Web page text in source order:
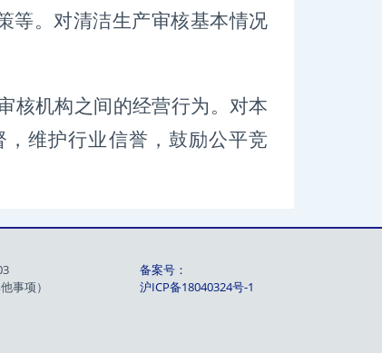
等。对清洁生产审核基本情况
核机构之间的经营行为。对本
维护行业信誉，鼓励公平竞
事项）
备案号：
沪ICP备18040324号-1